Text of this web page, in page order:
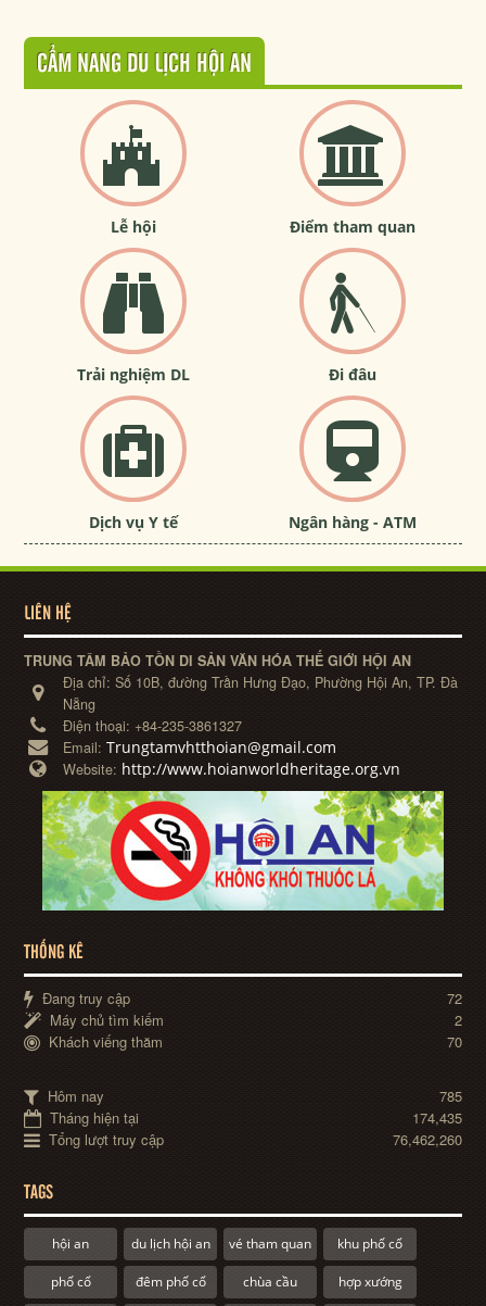
CẨM NANG DU LỊCH HỘI AN
Lễ hội Điểm tham quan
Trải nghiệm DL Đi đâu
Dịch vụ Y tế Ngân hàng - ATM
LIÊN HỆ
TRUNG TÂM BẢO TỒN DI SẢN VĂN HÓA THẾ GIỚI HỘI AN
Địa chỉ:Số 10B, đường Trần Hưng Đạo, Phường Hội An, TP. Đà
Nẵng
Điện thoại: +84-235-3861327
Email:Trungtamvhtthoian@gmail.com
Website: http://www.hoianworldheritage.org.vn
THỐNG KÊ
Đang truy cập
72
Máy chủ tìm kiếm
2
Khách viếng thăm
70
Hôm nay
785
Tháng hiện tại
174,435
Tổng lượt truy cập
76,462,260
TAGS
hội an du lịch hội an vé tham quan khu phố cổ
phố cổ đêm phố cổ chùa cầu hợp xướng